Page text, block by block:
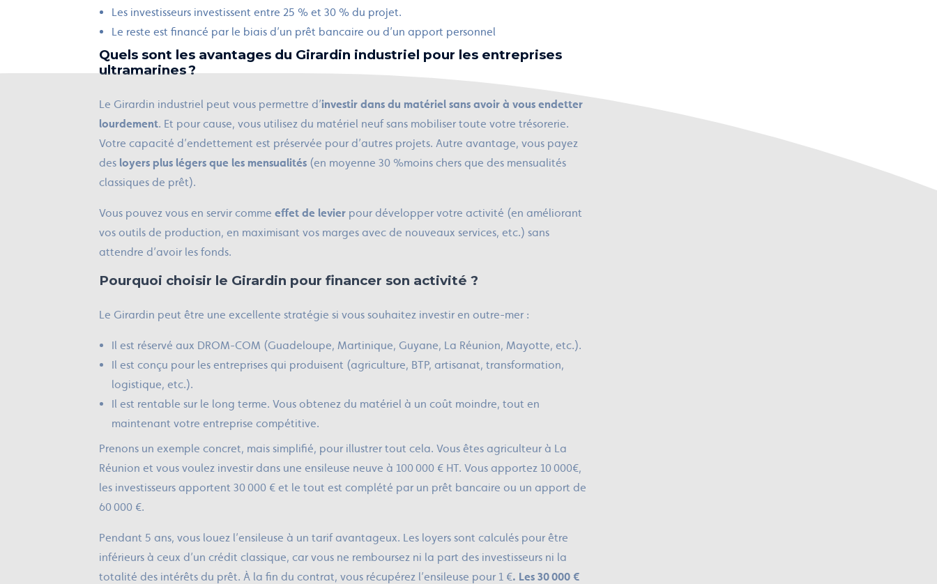
Les investisseurs investissent entre 25 % et 30 % du projet.
Le reste est financé par le biais d’un prêt bancaire ou d’un apport personnel
Quels sont les avantages du Girardin industriel pour les entreprises
ultramarines ?
Le Girardin industriel peut vous permettre d’investir dans du matériel sans avoir à vous endetter
lourdement. Et pour cause, vous utilisez du matériel neuf sans mobiliser toute votre trésorerie.
Votre capacité d’endettement est préservée pour d’autres projets. Autre avantage, vous payez
des loyers plus légers que les mensualités (en moyenne 30 %moins chers que des mensualités
classiques de prêt).
Vous pouvez vous en servir comme effet de levier pour développer votre activité (en améliorant
vos outils de production, en maximisant vos marges avec de nouveaux services, etc.) sans
attendre d’avoir les fonds.
Pourquoi choisir le Girardin pour financer son activité ?
Le Girardin peut être une excellente stratégie si vous souhaitez investir en outre-mer :
Il est réservé aux DROM-COM (Guadeloupe, Martinique, Guyane, La Réunion, Mayotte, etc.).
Il est conçu pour les entreprises qui produisent (agriculture, BTP, artisanat, transformation,
logistique, etc.).
Il est rentable sur le long terme. Vous obtenez du matériel à un coût moindre, tout en
maintenant votre entreprise compétitive.
Prenons un exemple concret, mais simplifié, pour illustrer tout cela. Vous êtes agriculteur à La
Réunion et vous voulez investir dans une ensileuse neuve à 100 000 € HT. Vous apportez 10 000€,
les investisseurs apportent 30 000 € et le tout est complété par un prêt bancaire ou un apport de
60 000 €.
Pendant 5 ans, vous louez l’ensileuse à un tarif avantageux. Les loyers sont calculés pour être
inférieurs à ceux d’un crédit classique, car vous ne remboursez ni la part des investisseurs ni la
totalité des intérêts du prêt. À la fin du contrat, vous récupérez l’ensileuse pour 1 €. Les 30 000 €